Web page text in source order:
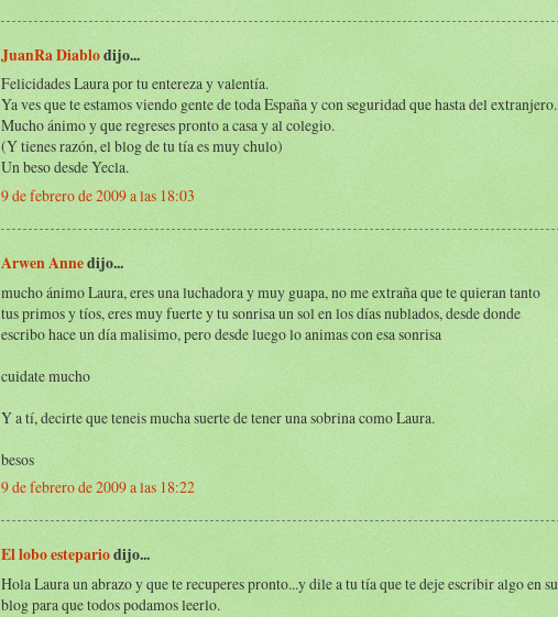
JuanRa Diablodijo...
Felicidades Laura por tu entereza y valentía.
Ya ves que te estamos viendo gente de toda España y con seguridad que hasta del extranjero.
Mucho ánimo y que regreses pronto a casa y al colegio.
(Y tienes razón, el blog de tu tía es muy chulo)
Un beso desde Yecla.
9 de febrero de 2009 a las 18:03
Arwen Annedijo...
mucho ánimo Laura, eres una luchadora y muy guapa, no me extraña que te quieran tanto
tus primos y tíos, eres muy fuerte y tu sonrisa un sol en los días nublados, desde donde
escribo hace un día malisimo, pero desde luego lo animas con esa sonrisa
cuidate mucho
Y a tí, decirte que teneis mucha suerte de tener una sobrina como Laura.
besos
9 de febrero de 2009 a las 18:22
El lobo estepariodijo...
Hola Laura un abrazo y que te recuperes pronto...y dile a tu tía que te deje escribir algo en su
blog para que todos podamos leerlo.